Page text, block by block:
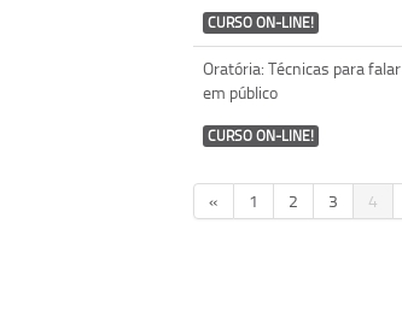
CURSO ON-LINE!
Oratória: Técnicas para falar
em público
CURSO ON-LINE!
« 1 2 3 4